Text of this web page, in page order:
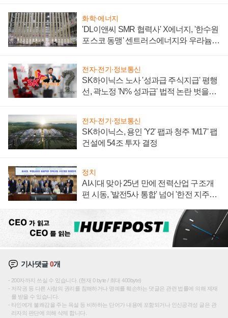
화학·에너지
'DL이앤씨 SMR 협력사' X에너지, '한수원
포스코 동맹' 센트러스에너지와 우라늄
전자·전기·정보통신
SK하이닉스 노사 '성과급 주식지급' 평행
선, 곽노정 'N% 성과급' 법적 논란 벗을지
전자·전기·정보통신
SK하이닉스, 용인 'Y2' 팹과 청주 'M17' 팹
건설에 54조 투자 결정
정치
AI시대 맞아 25년 만에 전력산업 구조개
편 시동, '발전5사 통합' 넘어 '한전 지주사'
기사댓글0개
200자까지 쓰실 수 있습니다. (현재 0 byte / 최대 400byte)
저작권 등 다른 사람의 권리를 침해하거나 명예를 훼손하는 댓글은 관련 법률에 의해 제재
를 받을 수 있습니다.
타인에게 불쾌감을 주는 욕설 등 비하하는 단어가 내용에 포함되거나 인신공격성 글은 관
리자의 판단에 의해 삭제 합니다.